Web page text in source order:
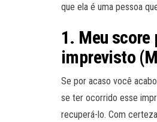
que ela é uma pessoa
1. Meu
imprevisto
Se por acaso você
se ter ocorrido esse
recuperá-lo. Com